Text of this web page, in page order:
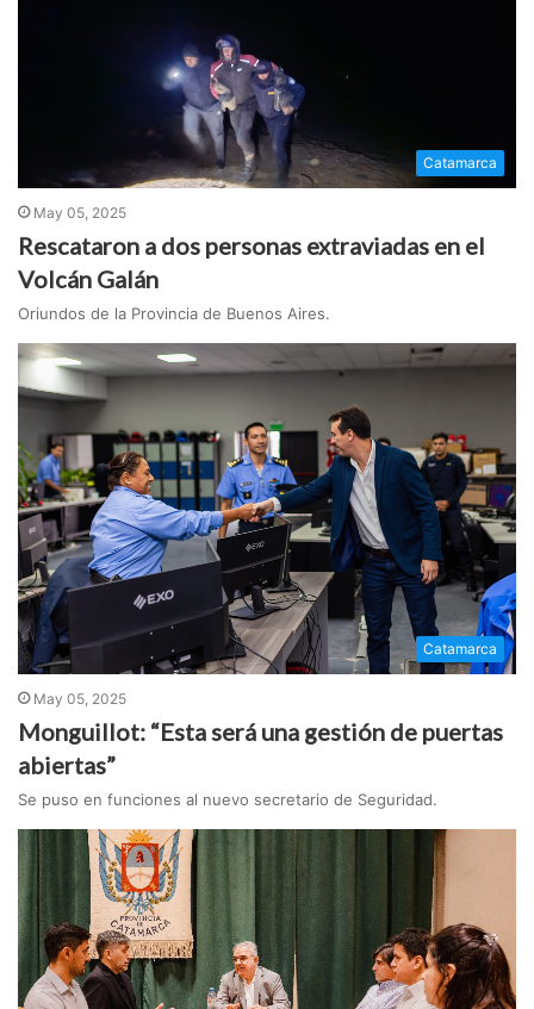
Catamarca
May 05, 2025
Rescataron a dos personas extraviadas en el
Volcán Galán
Oriundos de la Provincia de Buenos Aires.
Catamarca
May 05, 2025
Monguillot: “Esta será una gestión de puertas
abiertas”
Se puso en funciones al nuevo secretario de Seguridad.